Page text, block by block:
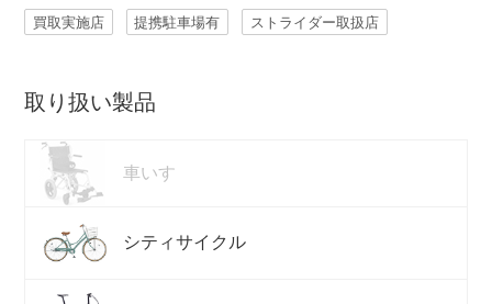
お知らせ一覧
買取実施店 提携駐車場有 ストライダー取扱店
取り扱い製品
車いす
シティサイクル